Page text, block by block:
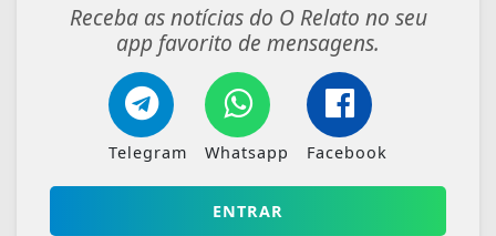
Receba as notícias do O Relato no seu
app favorito de mensagens.
Telegram Whatsapp Facebook
ENTRAR